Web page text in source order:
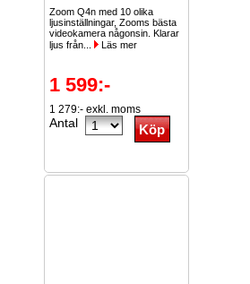
Zoom Q4n med 10 olika
ljusinställningar, Zooms bästa
videokamera någonsin. Klarar
ljus från...
Läs mer
1 599:-
1 279:- exkl. moms
Antal